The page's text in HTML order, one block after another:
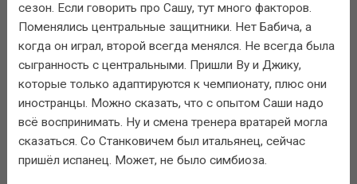
сезон. Если говорить про Сашу, тут много факторов.
Поменялись центральные защитники. Нет Бабича, а
когда он играл, второй всегда менялся. Не всегда была
сыгранность с центральными. Пришли Ву и Джику,
которые только адаптируются к чемпионату, плюс они
иностранцы. Можно сказать, что с опытом Саши надо
всё воспринимать. Ну и смена тренера вратарей могла
сказаться. Со Станковичем был итальянец, сейчас
пришёл испанец. Может, не было симбиоза.